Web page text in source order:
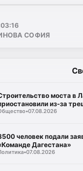
СОФИЯ
моста в
из-за
•07.08.2026
человек подали
Дагестана»
•07.08.2026